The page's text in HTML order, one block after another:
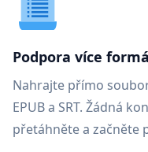
Podpora více
Nahrajte přímo soubory
EPUB a SRT. Žádná
přetáhněte a začněte